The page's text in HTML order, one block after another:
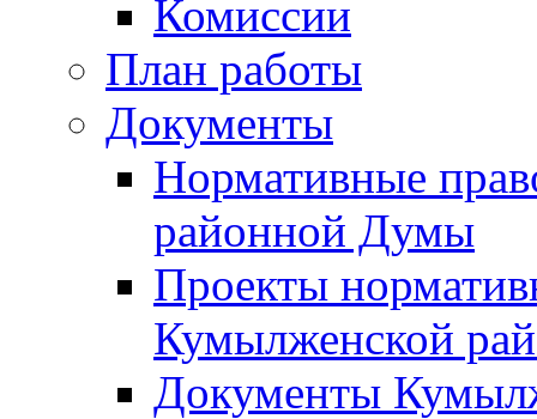
Комиссии
План работы
Документы
Нормативные
районной Думы
Проекты
Кумылженской
Документы